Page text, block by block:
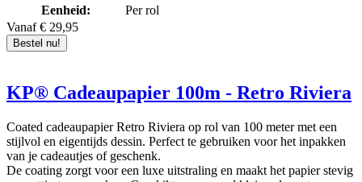
Eenheid:
Per rol
Vanaf € 29,95
Bestel nu!
KP® Cadeaupapier 100m - Retro Riviera
Coated cadeaupapier Retro Riviera op rol van 100 meter met een
stijlvol en eigentijds dessin. Perfect te gebruiken voor het inpakken
van je cadeautjes of geschenk.
De coating zorgt voor een luxe uitstraling en maakt het papier stevig